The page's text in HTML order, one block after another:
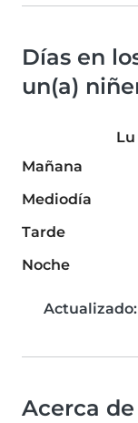
Días en
un(a)
Lu
Mañana
Mediodía
Tarde
Noche
Actualizado:
Acerca